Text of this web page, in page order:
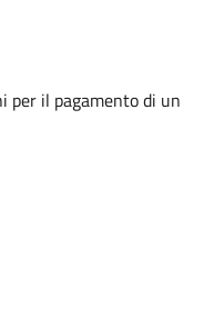
per il pagamento di un